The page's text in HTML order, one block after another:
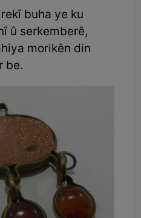
buha ye ku
û serkemberê,
morikên din
be.